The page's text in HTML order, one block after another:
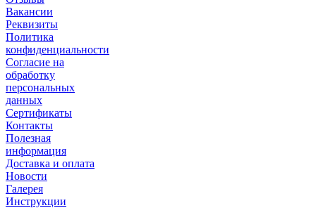
Вакансии
Реквизиты
Политика
конфиденциальности
Согласие на
обработку
персональных
данных
Сертификаты
Контакты
Полезная
информация
Доставка и оплата
Новости
Галерея
Инструкции